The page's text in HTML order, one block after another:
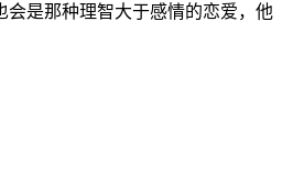
是那种理智大于感情的恋爱，他